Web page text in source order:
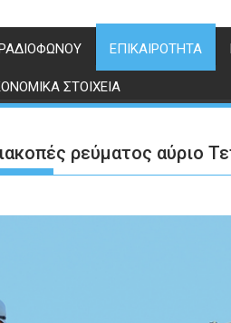
ΕΠΙΚΑΙΡΌΤΗΤΑ
ΣΤΟΙΧΕΊΑ
ρεύματος αύριο